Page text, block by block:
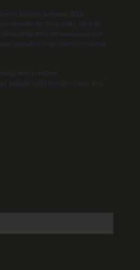
ve İletişim Kurumu (BTK)
vermektedir. Bu nedenle, sitedeki
bulunmamaktadır.
taşımakta olup, siteye üye olarak
içerikleri,
halinde, ilgili içerikler yasal süre